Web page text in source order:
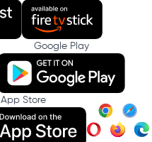
Google Play
App Store